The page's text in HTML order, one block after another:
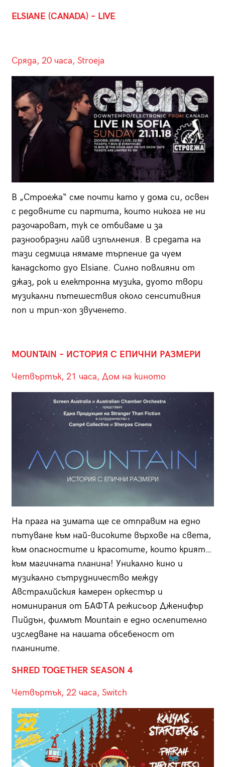
ELSIANE (CANADA) – LIVE
Сряда, 20 часа, Stroeja
В „Строежа“ сме почти като у дома си, освен
с редовните си партита, които никога не ни
разочароват, тук се отбиваме и за
разнообразни лайв изпълнения. В средата на
тази седмица нямаме търпение да чуем
канадското дуо Elsiane. Силно повлияни от
джаз, рок и електронна музика, дуото твори
музикални пътешествия около сенситивния
поп и трип-хоп звученето.
MOUNTAIN – ИСТОРИЯ С ЕПИЧНИ РАЗМЕРИ
Четвъртък, 21 часа, Дом на киното
На прага на зимата ще се отправим на едно
пътуване към най-високите върхове на света,
към опасностите и красотите, които крият…
към магичната планина! Уникално кино и
музикално сътрудничество между
Австралийския камерен оркестър и
номинирания от БАФТА режисьор Дженифър
Пийдън, филмът Mountain е едно ослепително
изследване на нашата обсебеност от
планините.
SHRED TOGETHER SEASON 4
Четвъртък, 22 часа, Switch